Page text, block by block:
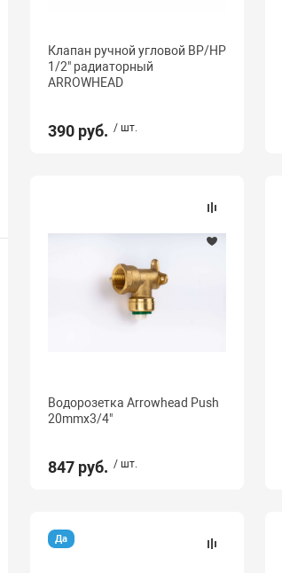
Клапан ручной угловой ВР/НР
1/2" радиаторный
ARROWHEAD
390 руб. / шт.
Водорозетка Arrowhead Push
20mmx3/4"
847 руб. / шт.
Да